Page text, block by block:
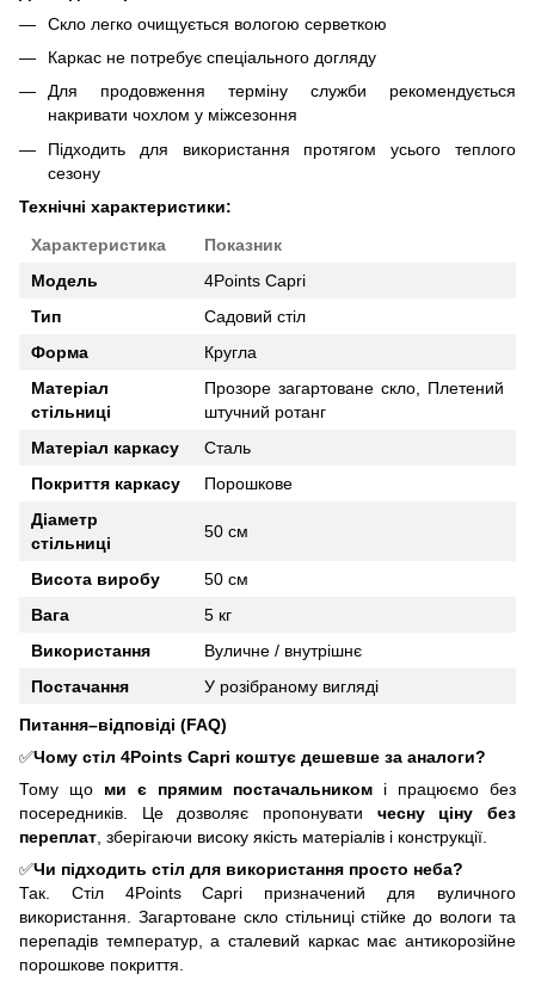
Скло легко очищується вологою серветкою
Каркас не потребує спеціального догляду
Для продовження терміну служби рекомендується
накривати чохлом у міжсезоння
Підходить для використання протягом усього теплого
сезону
Технічні характеристики:
Характеристика
Показник
Модель
4Points Capri
Тип
Садовий стіл
Форма
Кругла
Матеріал
стільниці
Прозоре загартоване скло, Плетений
штучний ротанг
Матеріал каркасу
Сталь
Покриття каркасу
Порошкове
Діаметр
стільниці
50 см
Висота виробу
50 см
Вага
5 кг
Використання
Вуличне / внутрішнє
Постачання
У розібраному вигляді
Питання–відповіді (FAQ)
✅Чому стіл 4Points Capri коштує дешевше за аналоги?
Тому що ми є прямим постачальником і працюємо без
посередників. Це дозволяє пропонувати чесну ціну без
переплат , зберігаючи високу якість матеріалів і конструкції.
✅Чи підходить стіл для використання просто неба?
Так. Стіл 4Points Capri призначений для вуличного
використання. Загартоване скло стільниці стійке до вологи та
перепадів температур, а сталевий каркас має антикорозійне
порошкове покриття.